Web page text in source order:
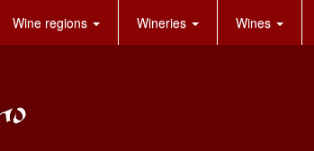
Wine regions Wineries Wines